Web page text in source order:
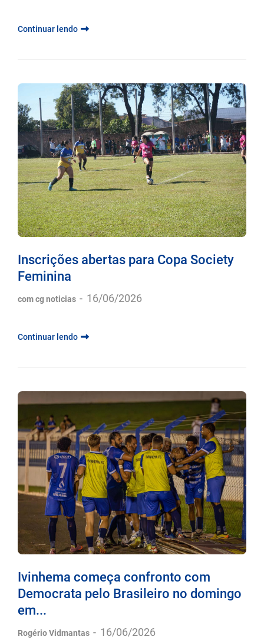
Continuar lendo
Inscrições abertas para Copa Society
Feminina
com cg noticias - 16/06/2026
Continuar lendo
Ivinhema começa confronto com
Democrata pelo Brasileiro no domingo
em...
Rogério Vidmantas - 16/06/2026